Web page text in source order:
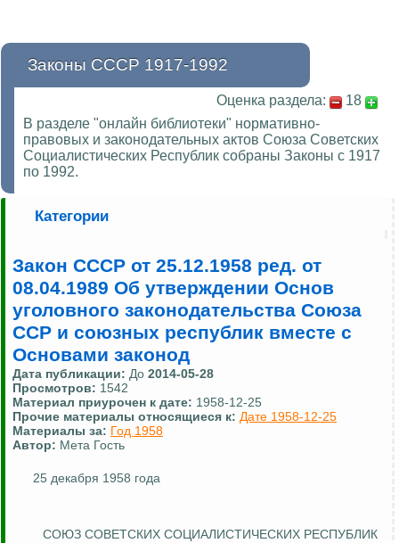
Законы СССР 1917-1992
Оценка раздела:
18
В разделе "онлайн библиотеки" нормативно-
правовых и законодательных актов Союза Советских
Социалистических Республик собраны Законы с 1917
по 1992.
Категории
Закон СССР от 25.12.1958 ред. от
08.04.1989 Об утверждении Основ
уголовного законодательства Союза
ССР и союзных республик вместе с
Основами законод
Дата публикации: До 2014-05-28
Просмотров: 1542
Материал приурочен к дате: 1958-12-25
Прочие материалы относящиеся к: Дате 1958-12-25
Материалы за: Год 1958
Автор: Мета Гость
25 декабря 1958 года
СОЮЗ СОВЕТСКИХ СОЦИАЛИСТИЧЕСКИХ РЕСПУБЛИК